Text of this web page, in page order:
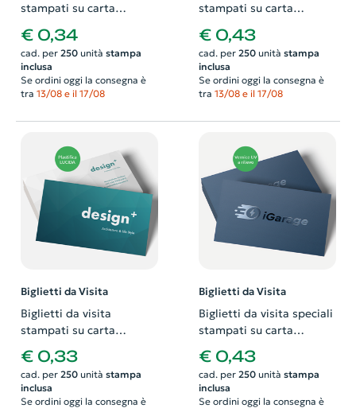
stampati su carta
a feltro. Possibilità di
richiedere anche il
progetto grafico
€ 0,34
cad. per 250unità stampa
inclusa
Se ordini oggi la consegna è
tra 13/08 e il 17/08
stampati su carta
plastificati soft touch.
Possibilità di richiedere
anche il progetto grafico
€ 0,43
cad. per 250unità stampa
inclusa
Se ordini oggi la consegna è
tra 13/08 e il 17/08
Biglietti da Visita
Biglietti da visita
stampati su carta
patinata 350gr e
plastificati opaco.
Possibilità di richiedere
anche il progetto grafico
€ 0,33
cad. per 250unità stampa
inclusa
Se ordini oggi la consegna è
Biglietti da Visita
Biglietti da visita speciali
stampati su carta
patinata 350gr con logo a
rilievo. Possibilità di
richiedere anche il
progetto grafico
€ 0,43
cad. per 250unità stampa
inclusa
Se ordini oggi la consegna è